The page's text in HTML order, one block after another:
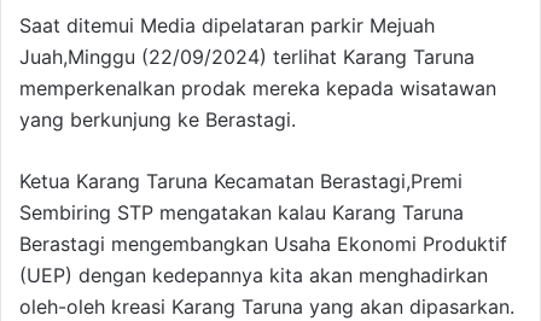
Saat ditemui Media dipelataran parkir Mejuah
Juah,Minggu (22/09/2024) terlihat Karang Taruna
memperkenalkan prodak mereka kepada wisatawan
yang berkunjung ke Berastagi.
Ketua Karang Taruna Kecamatan Berastagi,Premi
Sembiring STP mengatakan kalau Karang Taruna
Berastagi mengembangkan Usaha Ekonomi Produktif
(UEP) dengan kedepannya kita akan menghadirkan
oleh-oleh kreasi Karang Taruna yang akan dipasarkan.